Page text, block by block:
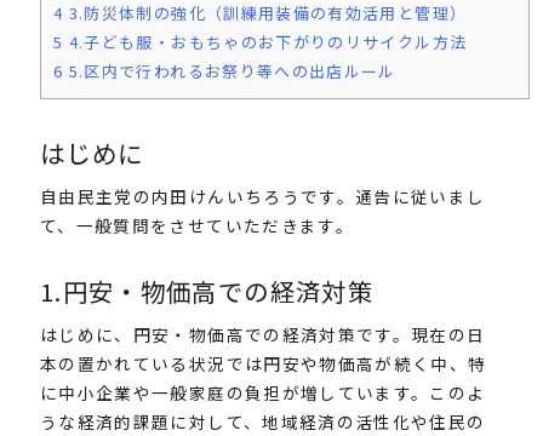
4 3.防災体制の強化（訓練用装備の有効活用と管理）
5 4.子ども服・おもちゃのお下がりのリサイクル方法
6 5.区内で行われるお祭り等への出店ルール
はじめに
自由民主党の内田けんいちろうです。通告に従いまし
て、一般質問をさせていただきます。
1.円安・物価高での経済対策
はじめに、円安・物価高での経済対策です。現在の日
本の置かれている状況では円安や物価高が続く中、特
に中小企業や一般家庭の負担が増しています。このよ
うな経済的課題に対して、地域経済の活性化や住民の